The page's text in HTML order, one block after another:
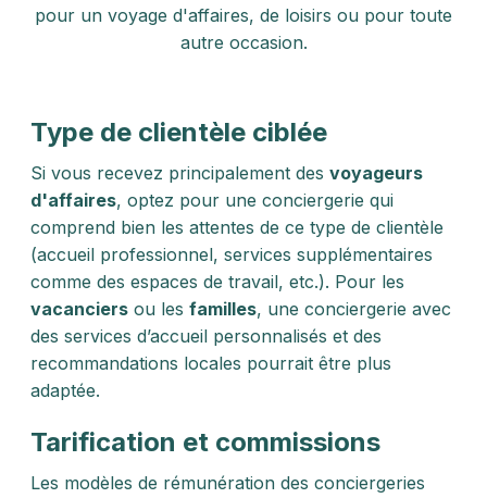
pour un voyage d'affaires, de loisirs ou pour toute
autre occasion.
Type de clientèle ciblée
Si vous recevez principalement des voyageurs
d'affaires, optez pour une conciergerie qui
comprend bien les attentes de ce type de clientèle
(accueil professionnel, services supplémentaires
comme des espaces de travail, etc.). Pour les
vacanciers ou les familles, une conciergerie avec
des services d’accueil personnalisés et des
recommandations locales pourrait être plus
adaptée.
Tarification et commissions
Les modèles de rémunération des conciergeries